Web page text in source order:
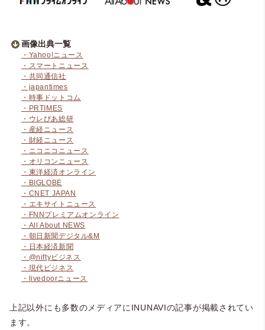
画像出典一覧
・Yahoo!ニュース
・スマートニュース
・共同通信社
・japantimes
・時事ドットコム
・PRTIMES
・ウレぴあ総研
・産経ニュース
・財経ニュース
・ニコニコニュース
・オリコンニュース
・東洋経済オンライン
・BIGLOBE
・CNET JAPAN
・エキサイトニュース
・FNNプレミアムオンライン
・All About NEWS
・朝日新聞デジタル&M
・日本経済新聞
・@niftyビジネス
・現代ビジネス
・livedoorニュース
上記以外にも多数のメディアにINUNAVIの記事が掲載されてい
ます。